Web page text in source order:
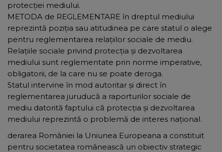
protecţiei mediului.
METODA de REGLEMENTARE în dreptul mediului
reprezintă poziţia sau atitudinea pe care statul o alege
pentru reglementarea relaţiilor sociale de mediu.
Relaţiile sociale privind protecţia şi dezvoltarea
mediului sunt reglementate prin norme imperative,
obligatorii, de la care nu se poate deroga.
Statul intervine în mod autoritar şi direct în
reglementarea juruducă a raporturilor sociale de
mediu datorită faptului că protecţia şi dezvoltarea
mediului reprezintă o problemă de interes naţional.
derarea României la Uniunea Europeana a constituit
pentru societatea românească un obiectiv strategic